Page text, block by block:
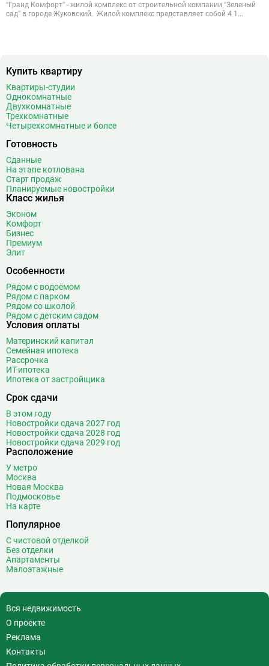
“Гранд Комфорт” - жилой комплекс от строительной компании “Зеленый
сад” в городе Жуковский. Жилой комплекс представляет собой 4 1...
Купить квартиру
Квартиры-студии
Однокомнатные
Двухкомнатные
Трехкомнатные
Четырехкомнатные и более
Готовность
Сданные
На этапе котлована
Старт продаж
Планируемые новостройки
Класс жилья
Эконом
Комфорт
Бизнес
Премиум
Элит
Особенности
Рядом с водоёмом
Рядом с парком
Рядом со школой
Рядом с детским садом
Условия оплаты
Материнский капитал
Семейная ипотека
Рассрочка
ИТ-ипотека
Ипотека от застройщика
Срок сдачи
В этом году
Новостройки сдача 2027 год
Новостройки сдача 2028 год
Новостройки сдача 2029 год
Расположение
У метро
Москва
Новая Москва
Подмосковье
На карте
Популярное
С чистовой отделкой
Без отделки
Апартаменты
Малоэтажные
Вся недвижимость
О проекте
Реклама
Контакты